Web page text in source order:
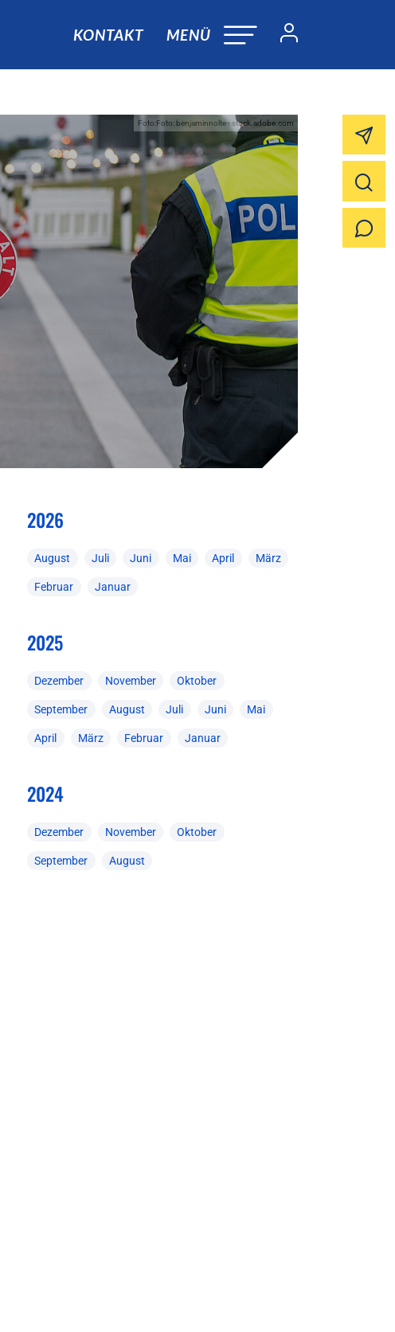
KONTAKT MENÜ
Foto:Foto: benjaminnolte - stock.adobe.com
2026
August Juli Juni Mai April März
Februar Januar
2025
Dezember November Oktober
September August Juli Juni Mai
April März Februar Januar
2024
Dezember November Oktober
September August